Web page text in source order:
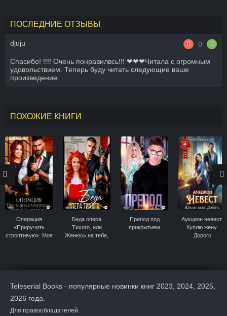
ПОСЛЕДНИЕ ОТЗЫВЫ
djuju 0
Спасибо! !!!! Очень понравилвсь!!! ❤❤❤Читала с огромным
удовольствием. Теперь буду читать следующие ваше
произведение.
ПОХОЖИЕ КНИГИ
Операция
«Приручить
строптивую». Моя
Беда опера
Тихого, или
Женюсь на тебе,
Препод под
прикрытием
Аукцион невест.
Куплю жену.
Дорого
Teleserial Books - популярные новинки книг 2023, 2024, 2025,
2026 года.
Для правообладателей.